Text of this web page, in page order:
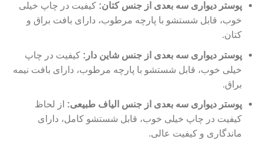
پوستر دیواری سه بعدی از جنس کتان: کیفیت در چاپ خیلی
خوب، قابل شستشو با پارچه مرطوب، دارای بافت براق و
کتان.
پوستر دیواری سه بعدی از جنس شاین دار: کیفیت در چاپ
خیلی خوب، قابل شستشو با پارچه مرطوب، دارای بافت نیمه
براق.
پوستر دیواری سه بعدی از جنس الیاف طبیعی: از لحاظ
کیفیت در چاپ خیلی خوب، قابل شستشو کامل، دارای
ماندگاری و کیفیت عالی.